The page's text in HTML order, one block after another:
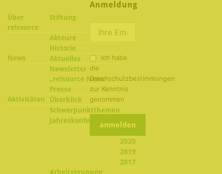
Über
re!source
Stiftung
Akteure
Historie
News
Aktuelles
Newsletter
„re!source News“
Presse
Aktivitäten
Überblick
Schwerpunktthemen
Jahreskonferenzen
2022
2020
2019
2017
Arbeitsgruppen
Anmeldung
Ich habe
die
Datenschutzbestimmungen
zur Kenntnis
genommen